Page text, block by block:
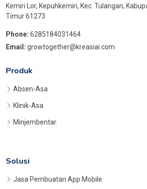
Kemiri Lor, Kepuhkemiri, Kec. Tulangan,
Timur 61273
Phone: 6285184031464
Email: growtogether@kreasiai.com
Produk
Absen-Asa
Klinik-Asa
Minjembentar.
Solusi
Jasa Pembuatan App Mobile